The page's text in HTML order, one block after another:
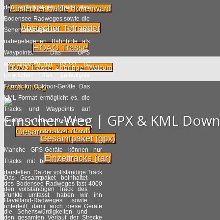
30.06
2014
Eindrücke vom
Rennsteig: Eine
Diashow
vonRadpilot.de | Views
27.06
2014
Achtung! Wildschweine
kreuzen!
vonRadpilot.de | Views776
24.06
2014
Hintergrundinformationen
zu ‚“Bett & Bike“
vonRadpilot.de
21.06
Elbe bei Stiepelse
Abstecher Halde Hohenward
Abstecher Tetraeder
HOAG Trasse
HOAG Trasse: Zubringer Walsum
Radfernweg
Emscher-Weg | GPX & KML
den vollständigen Track des
Bodensee Radweges sowie die
Sehenswürdigkeiten und
nahegelegenen Bahnhöfe als
Waypoints. Das GPS
eXchange-Format (GPX) ist
inzwischen das geläufigste
Format für Outdoor-Geräte. Das
KML-Format ermöglicht es, die
Tracks und Waypoints auf
Google Earth nachzuvollziehen.
Gesamtpaket (kml)
Manche GPS-Geräte können nur
Tracks mit bis zu 500 Punkten
darstellen. Da der vollständige Track
des Bodensee-Radweges fast 4000
Punkte umfasst, haben wir ihn
unterteilt, damit auch diese Geräte
den gesamten Verlauf der Strecke
Gesamtpaket (gpx)
Einzeltracks (rar)
Das Gesamtpaket beinhaltet
den vollständigen Track des
Havelland-Radweges sowie
die Sehenswürdigkeiten und